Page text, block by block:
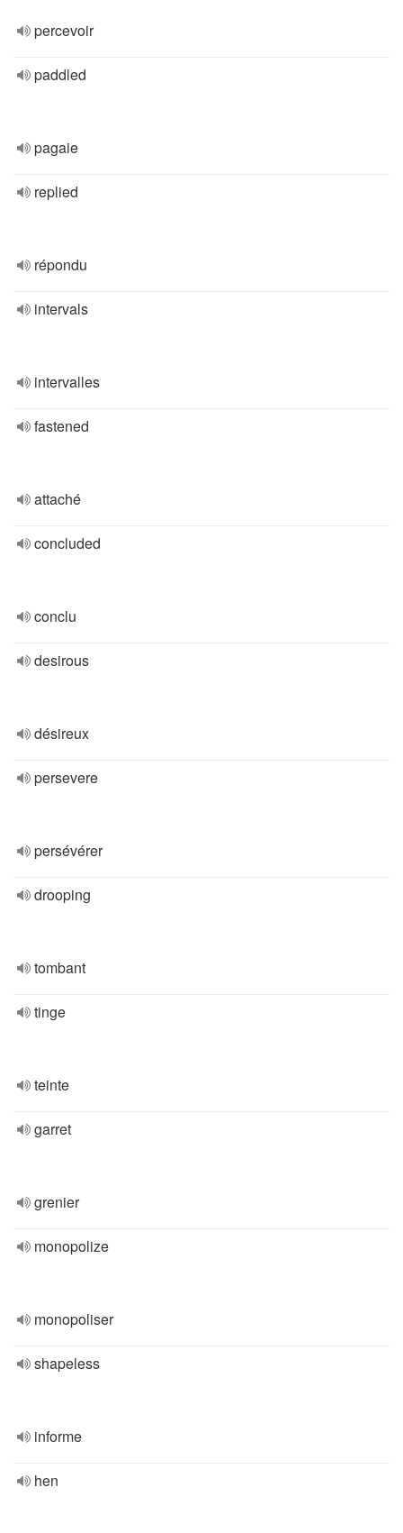
percevoir
paddled
pagaie
replied
répondu
intervals
intervalles
fastened
attaché
concluded
conclu
desirous
désireux
persevere
persévérer
drooping
tombant
tinge
teinte
garret
grenier
monopolize
monopoliser
shapeless
informe
hen